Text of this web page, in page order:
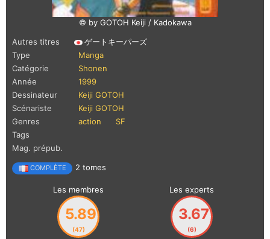
© by GOTOH Keiji / Kadokawa
Autres titres
ゲートキーパーズ
Type
Manga
Catégorie
Shonen
Année
1999
Dessinateur
Keiji GOTOH
Scénariste
Keiji GOTOH
Genres
action
SF
Tags
Mag. prépub.
COMPLÈTE 2 tomes
Les membres
5.89
(47)
Les experts
3.67
(6)